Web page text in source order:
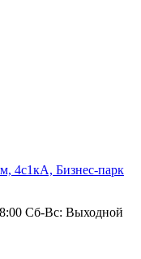
4с1кА, Бизнес-парк
Сб-Вс: Выходной